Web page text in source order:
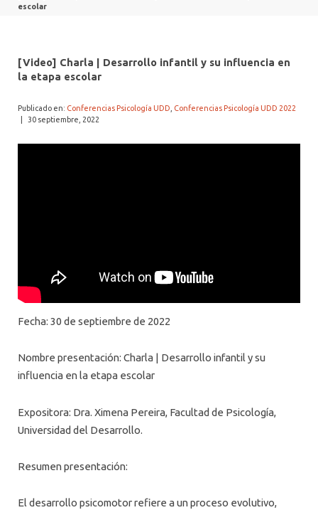
ALUMNI PSICOLOGÍA UDD
SERVICIO DE PSICOLOGÍA INTEGRAL
escolar
[Video] Charla | Desarrollo infantil y su influencia en
la etapa escolar
Publicado en: Conferencias Psicología UDD Conferencias Psicología UDD 2022
30 septiembre, 2022
Fecha: 30 de septiembre de 2022
Nombre presentación: Charla | Desarrollo infantil y su
influencia en la etapa escolar
Expositora: Dra. Ximena Pereira, Facultad de Psicología,
Universidad del Desarrollo.
Resumen presentación:
El desarrollo psicomotor refiere a un proceso evolutivo,